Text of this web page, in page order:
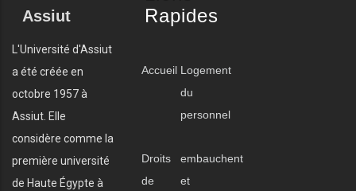
Assiut
L'Université d'Assiut
a été créée en
octobre 1957 à
Assiut. Elle
considère comme la
première université
de Haute Égypte à
Rapides
Accueil Logement
du
personnel
Droits
de
embauchent
et